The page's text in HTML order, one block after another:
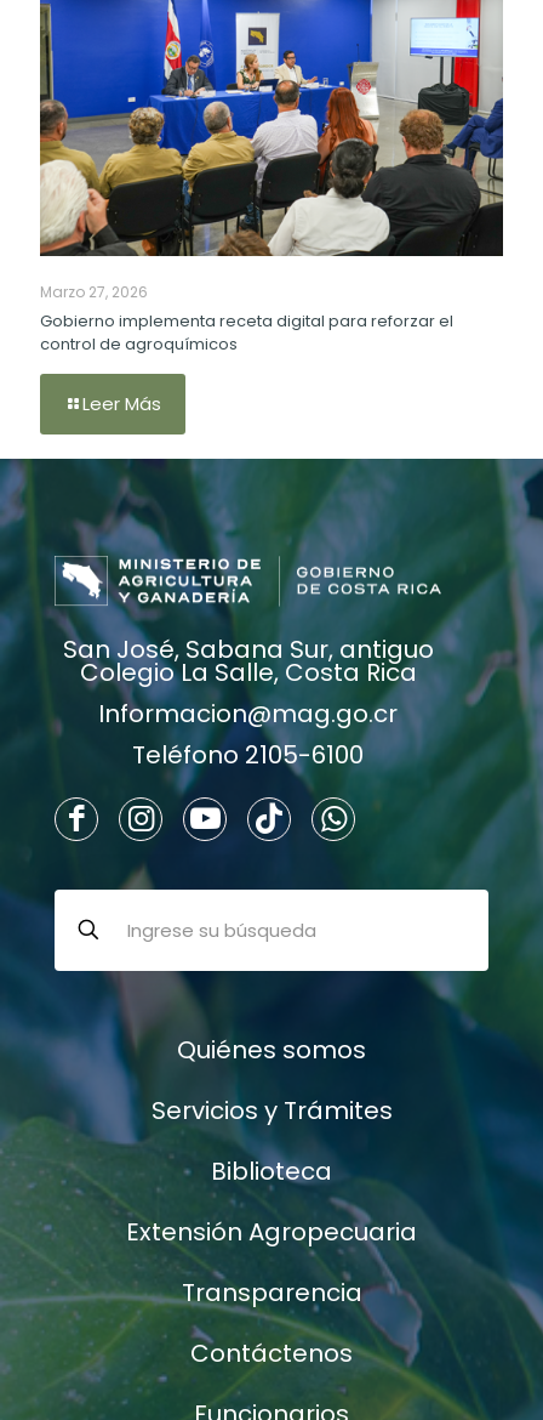
Marzo 27, 2026
Gobierno implementa receta digital para reforzar el
control de agroquímicos
Leer Más
San José, Sabana Sur, antiguo
Colegio La Salle, Costa Rica
Informacion@mag.go.cr
Teléfono 2105-6100
Quiénes somos
Servicios y Trámites
Biblioteca
Extensión Agropecuaria
Transparencia
Contáctenos